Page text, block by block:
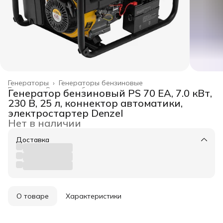
Генераторы бензиновые
Генераторы ›
Силовое оборудование ›
Главная ›
Генератор бензиновый PS 70 EA, 7.0 кВт,
230 В, 25 л, коннектор автоматики,
электростартер Denzel
Нет в наличии
Доставка
О товаре Характеристики